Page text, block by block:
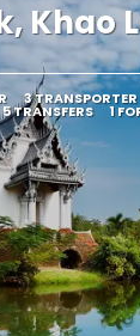
Khao
3 TRANSPORTER
5 TRANSFERS 1